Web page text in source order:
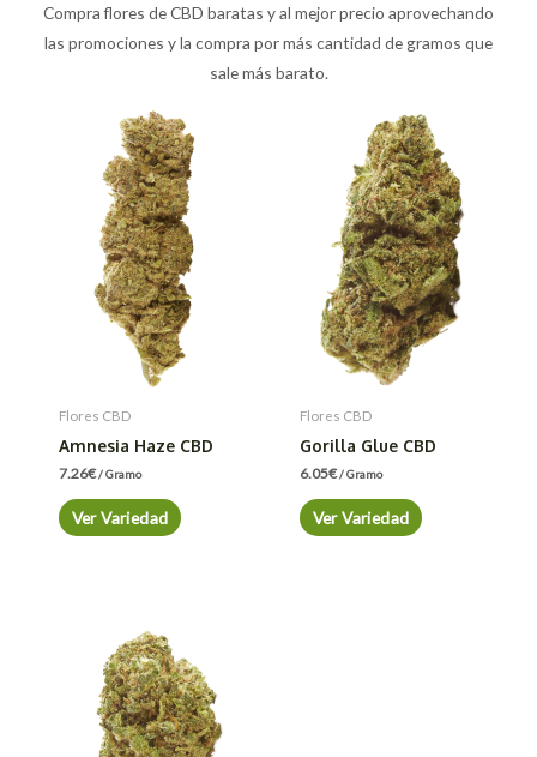
Compra flores de CBD baratas y al mejor precio aprovechando
las promociones y la compra por más cantidad de gramos que
sale más barato.
Flores CBD
Amnesia Haze CBD
7.26€/ Gramo
Ver Variedad
Flores CBD
Gorilla Glue CBD
6.05€/ Gramo
Ver Variedad